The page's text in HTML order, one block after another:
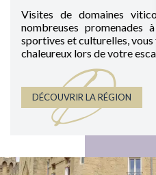
Visites de domaines
nombreuses
sportives et culturelles, vous
chaleureux lors de votre
D
DÉCOUVRIR LA RÉGION